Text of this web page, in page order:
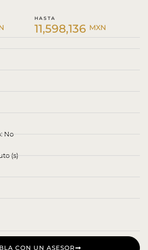
HASTA
11,598,136 MXN
No
(s)
CON UN ASESOR